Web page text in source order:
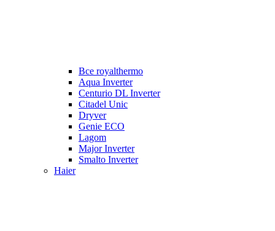
Все royalthermo
Aqua Inverter
Centurio DL Inverter
Citadel Unic
Dryver
Genie ECO
Lagom
Major Inverter
Smalto Inverter
Haier